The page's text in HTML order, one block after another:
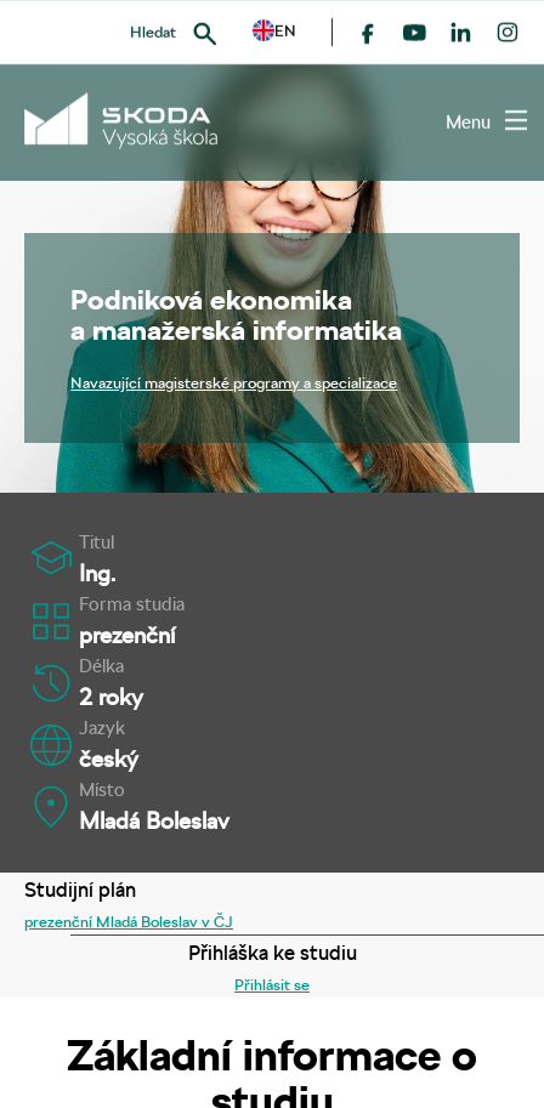
Hledat
VYHLEDAT
EN
Menu
Podniková ekonomika
a manažerská informatika
Navazující magisterské programy a specializace
Titul
Ing.
Forma studia
prezenční
Délka
2 roky
Jazyk
český
Místo
Mladá Boleslav
Studijní plán
prezenční Mladá Boleslav v ČJ
Přihláška ke studiu
Přihlásit se
Základní informace o